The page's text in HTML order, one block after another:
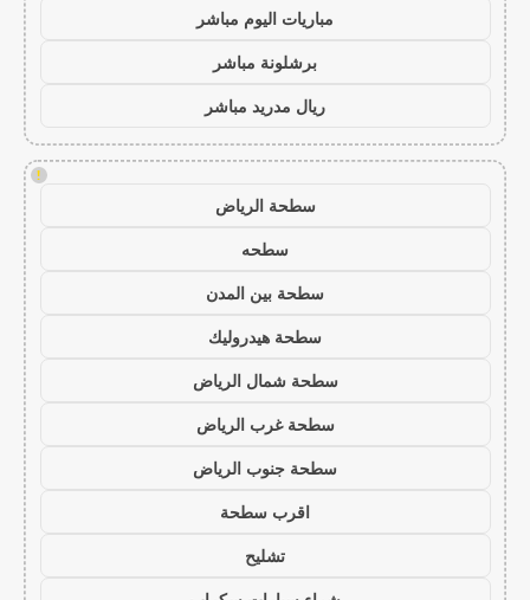
مباريات اليوم مباشر
برشلونة مباشر
ريال مدريد مباشر
!
سطحة الرياض
سطحه
سطحة بين المدن
سطحة هيدروليك
سطحة شمال الرياض
سطحة غرب الرياض
سطحة جنوب الرياض
اقرب سطحة
تشليح